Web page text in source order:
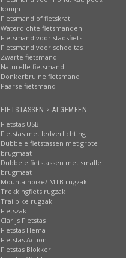
konijn
Fietsmand of fietskrat
Waterdichte fietsmanden
Fietsmand voor stadsfiets
Fietsmand voor schooltas
Zwarte fietsmand
Naturelle fietsmand
Donkerbruine fietsmand
Paarse fietsmand
FIETSTASSEN > ALGEMEEN
Fietstas USB
Fietstas met ledverlichting
Dubbele fietstassen met grote
brugmaat
Dubbele fietstassen met smalle
brugmaat
Mountainbike/ MTB rugzak
Trekkingfiets rugzak
Trailbike rugzak
Fietszak
Clarijs Fietstas
Fietstas Hema
Fietstas Action
Fietstas Blokker